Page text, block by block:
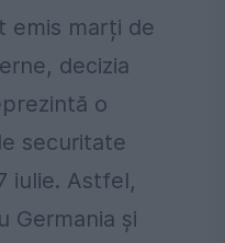
emis marți de
decizia
o
securitate
iulie. Astfel,
Germania și